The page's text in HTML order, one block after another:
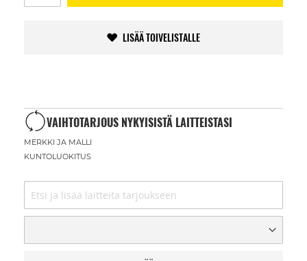
LISÄÄ TOIVELISTALLE
VAIHTOTARJOUS NYKYISISTÄ LAITTEISTASI
MERKKI JA MALLI
KUNTOLUOKITUS